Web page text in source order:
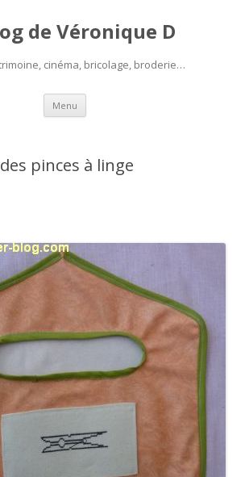
de Véronique D
cinéma, bricolage, broderie…
Menu Aller
contenu
pinces à linge